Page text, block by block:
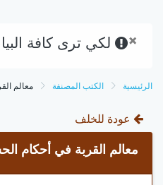
× لكي ترى كافة
الرئيسية الكتب المصنفة معالم
عودة للخلف
معالم القربة في أحكام